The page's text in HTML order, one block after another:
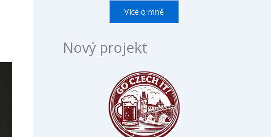
Více o mně
Nový projekt